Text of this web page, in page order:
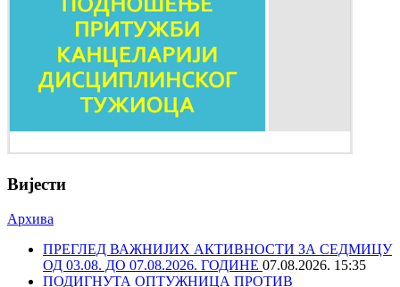
Вијести
Архива
ПРЕГЛЕД ВАЖНИЈИХ АКТИВНОСТИ ЗА СЕДМИЦУ
ОД 03.08. ДО 07.08.2026. ГОДИНЕ 07.08.2026. 15:35
ПОДИГНУТА ОПТУЖНИЦА ПРОТИВ